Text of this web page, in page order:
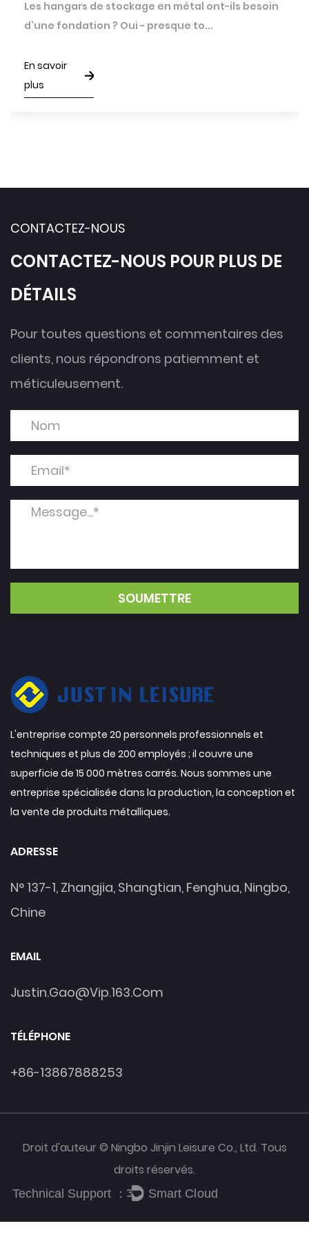
Les hangars de stockage en métal ont-ils besoin
d’une fondation ? Oui - presque to...
En savoir
plus
CONTACTEZ-NOUS
CONTACTEZ-NOUS POUR PLUS DE
DÉTAILS
Pour toutes questions et commentaires des
clients, nous répondrons patiemment et
méticuleusement.
L'entreprise compte 20 personnels professionnels et
techniques et plus de 200 employés ; il couvre une
superficie de 15 000 mètres carrés. Nous sommes une
entreprise spécialisée dans la production, la conception et
la vente de produits métalliques.
ADRESSE
N° 137-1, Zhangjia, Shangtian, Fenghua, Ningbo,
Chine
EMAIL
Justin.gao@vip.163.com
TÉLÉPHONE
+86-13867888253
Droit d'auteur © Ningbo Jinjin Leisure Co., Ltd. Tous
droits réservés.